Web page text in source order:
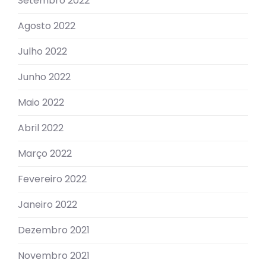
Agosto 2022
Julho 2022
Junho 2022
Maio 2022
Abril 2022
Março 2022
Fevereiro 2022
Janeiro 2022
Dezembro 2021
Novembro 2021